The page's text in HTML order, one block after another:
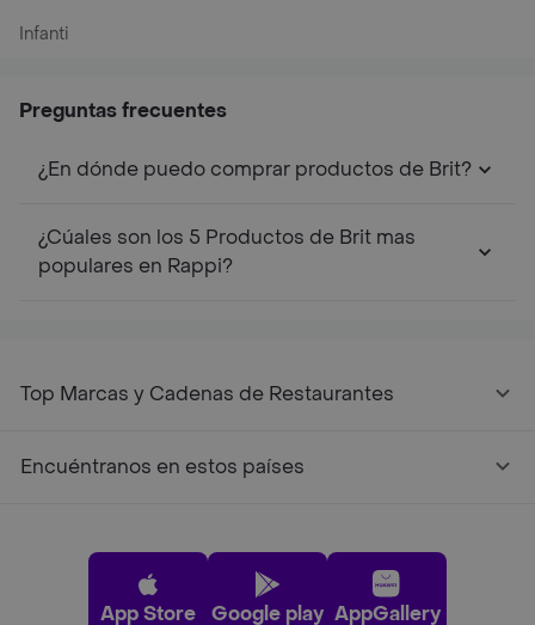
Infanti
Preguntas frecuentes
¿En dónde puedo comprar productos de Brit?
¿Cúales son los 5 Productos de Brit mas
populares en Rappi?
Top Marcas y Cadenas de Restaurantes
Encuéntranos en estos países
App Store Google play AppGallery